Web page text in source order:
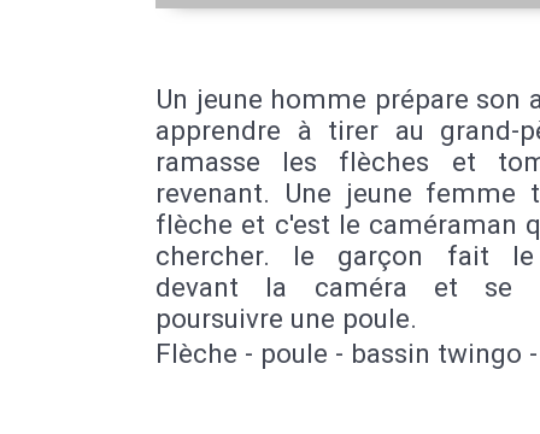
Un jeune homme prépare son
apprendre à tirer au grand-
ramasse les flèches et
revenant. Une jeune femme
flèche et c'est le caméraman
chercher. le garçon fait
devant la caméra et se
poursuivre une poule.
Flèche - poule - bassin twingo